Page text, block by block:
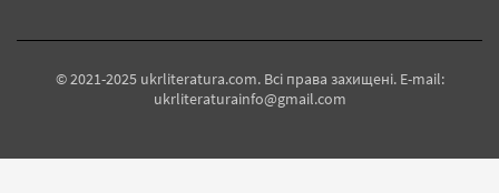
© 2021-2025 ukrliteratura.com. Всі права захищені. E-mail:
ukrliteraturainfo@gmail.com